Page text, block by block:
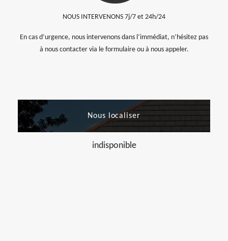
NOUS INTERVENONS 7j/7 et 24h/24
En cas d’urgence, nous intervenons dans l’immédiat, n’hésitez pas
à nous contacter via le formulaire ou à nous appeler.
Nous localiser
indisponible